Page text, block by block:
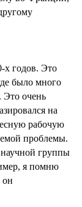
х годов. Это
было много
Это очень
на
рабочую
проблемы.
группы
я помню
он